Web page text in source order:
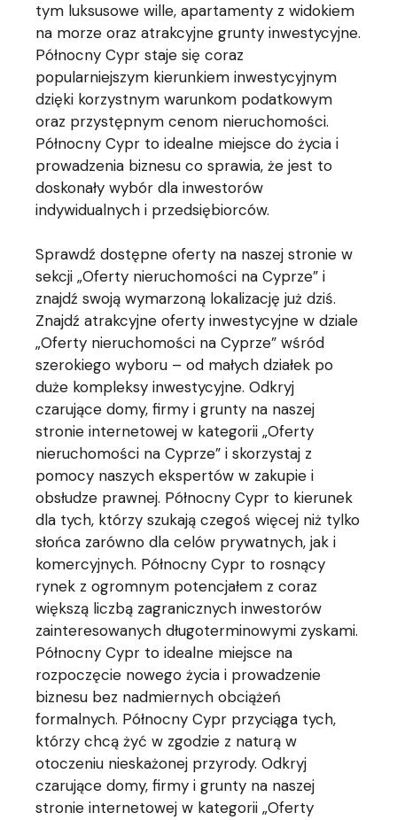
tym luksusowe wille, apartamenty z widokiem
na morze oraz atrakcyjne grunty inwestycyjne.
Północny Cypr staje się coraz
popularniejszym kierunkiem inwestycyjnym
dzięki korzystnym warunkom podatkowym
oraz przystępnym cenom nieruchomości.
Północny Cypr to idealne miejsce do życia i
prowadzenia biznesu co sprawia, że jest to
doskonały wybór dla inwestorów
indywidualnych i przedsiębiorców.
Sprawdź dostępne oferty na naszej stronie w
sekcji „Oferty nieruchomości na Cyprze” i
znajdź swoją wymarzoną lokalizację już dziś.
Znajdź atrakcyjne oferty inwestycyjne w dziale
„Oferty nieruchomości na Cyprze” wśród
szerokiego wyboru – od małych działek po
duże kompleksy inwestycyjne. Odkryj
czarujące domy, firmy i grunty na naszej
stronie internetowej w kategorii „Oferty
nieruchomości na Cyprze” i skorzystaj z
pomocy naszych ekspertów w zakupie i
obsłudze prawnej. Północny Cypr to kierunek
dla tych, którzy szukają czegoś więcej niż tylko
słońca zarówno dla celów prywatnych, jak i
komercyjnych. Północny Cypr to rosnący
rynek z ogromnym potencjałem z coraz
większą liczbą zagranicznych inwestorów
zainteresowanych długoterminowymi zyskami.
Północny Cypr to idealne miejsce na
rozpoczęcie nowego życia i prowadzenie
biznesu bez nadmiernych obciążeń
formalnych. Północny Cypr przyciąga tych,
którzy chcą żyć w zgodzie z naturą w
otoczeniu nieskażonej przyrody. Odkryj
czarujące domy, firmy i grunty na naszej
stronie internetowej w kategorii „Oferty